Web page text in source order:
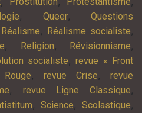
, Queer,Questions
Réalisme, Réalisme socialiste,
, Religion, Révisionnisme,
socialiste,revue « Front
, revue Crise, revue
, revue Ligne Classique,
, Science, Scolastique,